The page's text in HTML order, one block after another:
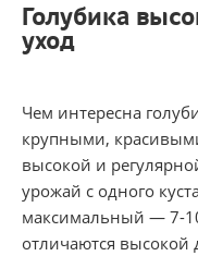
Голубика
уход
Чем интересна
крупными,
высокой и
урожай с одного
максимальный — 7-
отличаются высокой